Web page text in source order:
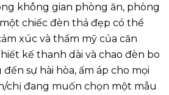
không gian phòng ăn, phòng
chiếc đèn thả đẹp có thể
xúc và thẩm mỹ của căn
kế thanh dài và chao đèn bo
sự hài hòa, ấm áp cho mọi
chị đang muốn chọn một mẫu